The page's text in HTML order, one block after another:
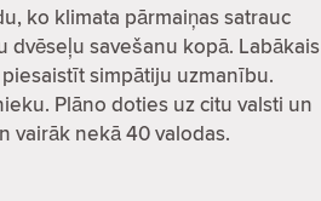
ko klimata pārmaiņas satrauc
savešanu kopā. Labākais
simpātiju uzmanību.
Plāno doties uz citu valsti un
vairāk nekā 40 valodas.